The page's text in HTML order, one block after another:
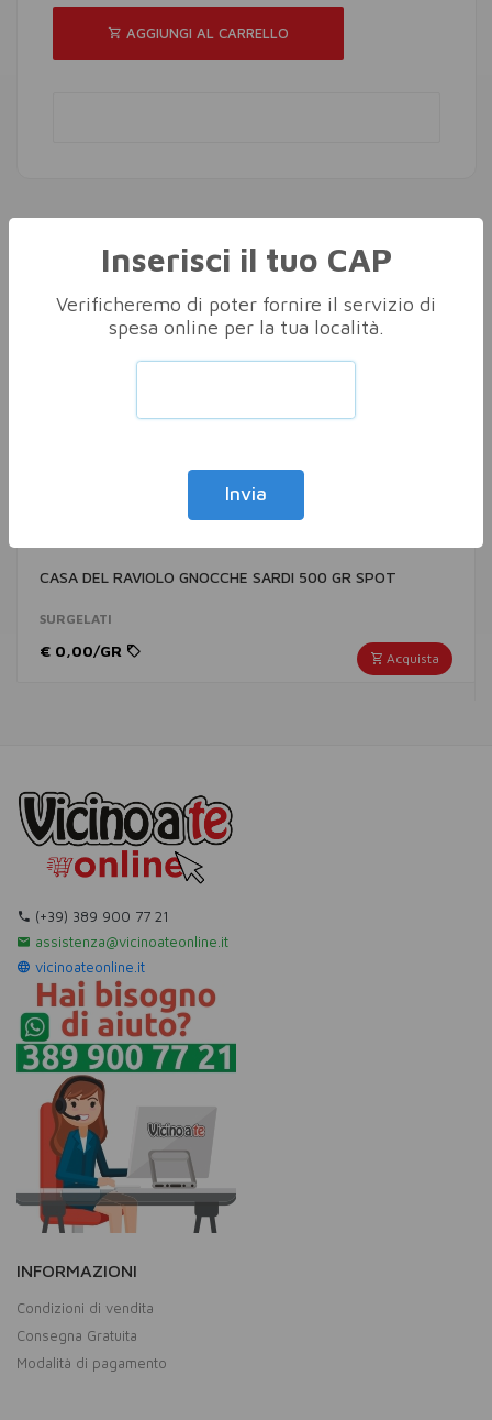
AGGIUNGI AL CARRELLO
Altri nella stessa categoria
CASA DEL RAVIOLO GNOCCHE SARDI 500 GR SPOT
SURGELATI
Acquista
€ 0,00/GR
(+39) 389 900 77 21
assistenza@vicinoateonline.it
vicinoateonline.it
INFORMAZIONI
Condizioni di vendita
Consegna Gratuita
Modalità di pagamento
Inserisci il tuo CAP
Verificheremo di poter fornire il servizio di
spesa online per la tua località.
Invia